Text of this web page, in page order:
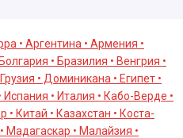
• Аргентина • Армения •
• Бразилия • Венгрия •
• Доминикана • Египет •
• Италия • Кабо-Верде •
Китай • Казахстан • Коста-
Мадагаскар • Малайзия •